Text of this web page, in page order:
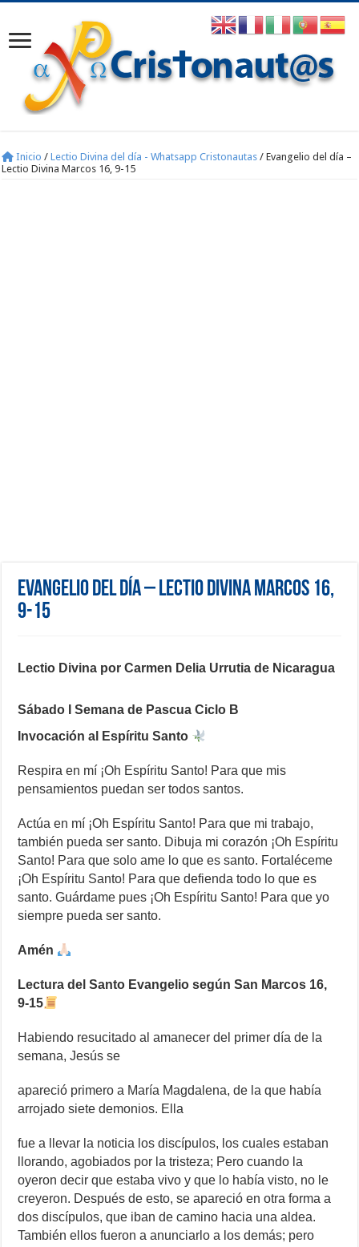
Inicio / Lectio Divina del día - Whatsapp Cristonautas / Evangelio del día –
Lectio Divina Marcos 16, 9-15
Evangelio del día – Lectio Divina Marcos 16,
9-15
Lectio Divina por Carmen Delia Urrutia de Nicaragua
Sábado I Semana de Pascua Ciclo B
Invocación al Espíritu Santo
Respira en mí ¡Oh Espíritu Santo! Para que mis
pensamientos puedan ser todos santos.
Actúa en mí ¡Oh Espíritu Santo! Para que mi trabajo,
también pueda ser santo. Dibuja mi corazón ¡Oh Espíritu
Santo! Para que solo ame lo que es santo. Fortaléceme
¡Oh Espíritu Santo! Para que defienda todo lo que es
santo. Guárdame pues ¡Oh Espíritu Santo! Para que yo
siempre pueda ser santo.
Amén
Lectura del Santo Evangelio según San Marcos 16,
9-15
Habiendo resucitado al amanecer del primer día de la
semana, Jesús se
apareció primero a María Magdalena, de la que había
arrojado siete demonios. Ella
fue a llevar la noticia los discípulos, los cuales estaban
llorando, agobiados por la tristeza; Pero cuando la
oyeron decir que estaba vivo y que lo había visto, no le
creyeron. Después de esto, se apareció en otra forma a
dos discípulos, que iban de camino hacia una aldea.
También ellos fueron a anunciarlo a los demás; pero